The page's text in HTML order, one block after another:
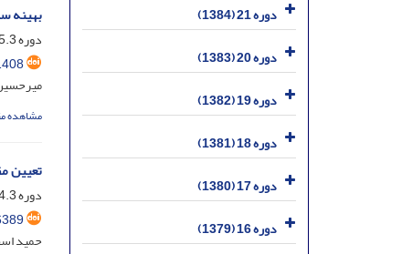
بهینه
دوره 35.3، شماره 1، خرداد 1398، صفحه
مشاهده
تعیین
دوره 34.3، شماره 1، خرداد 1397، صفحه
حمید
دوره 21 (1384)
دوره 20 (1383)
دوره 19 (1382)
دوره 18 (1381)
دوره 17 (1380)
دوره 16 (1379)